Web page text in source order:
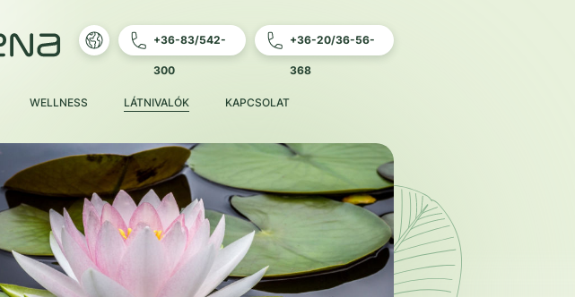
+36-83/542-
300
+36-20/36-56-
368
WELLNESS LÁTNIVALÓK KAPCSOLAT